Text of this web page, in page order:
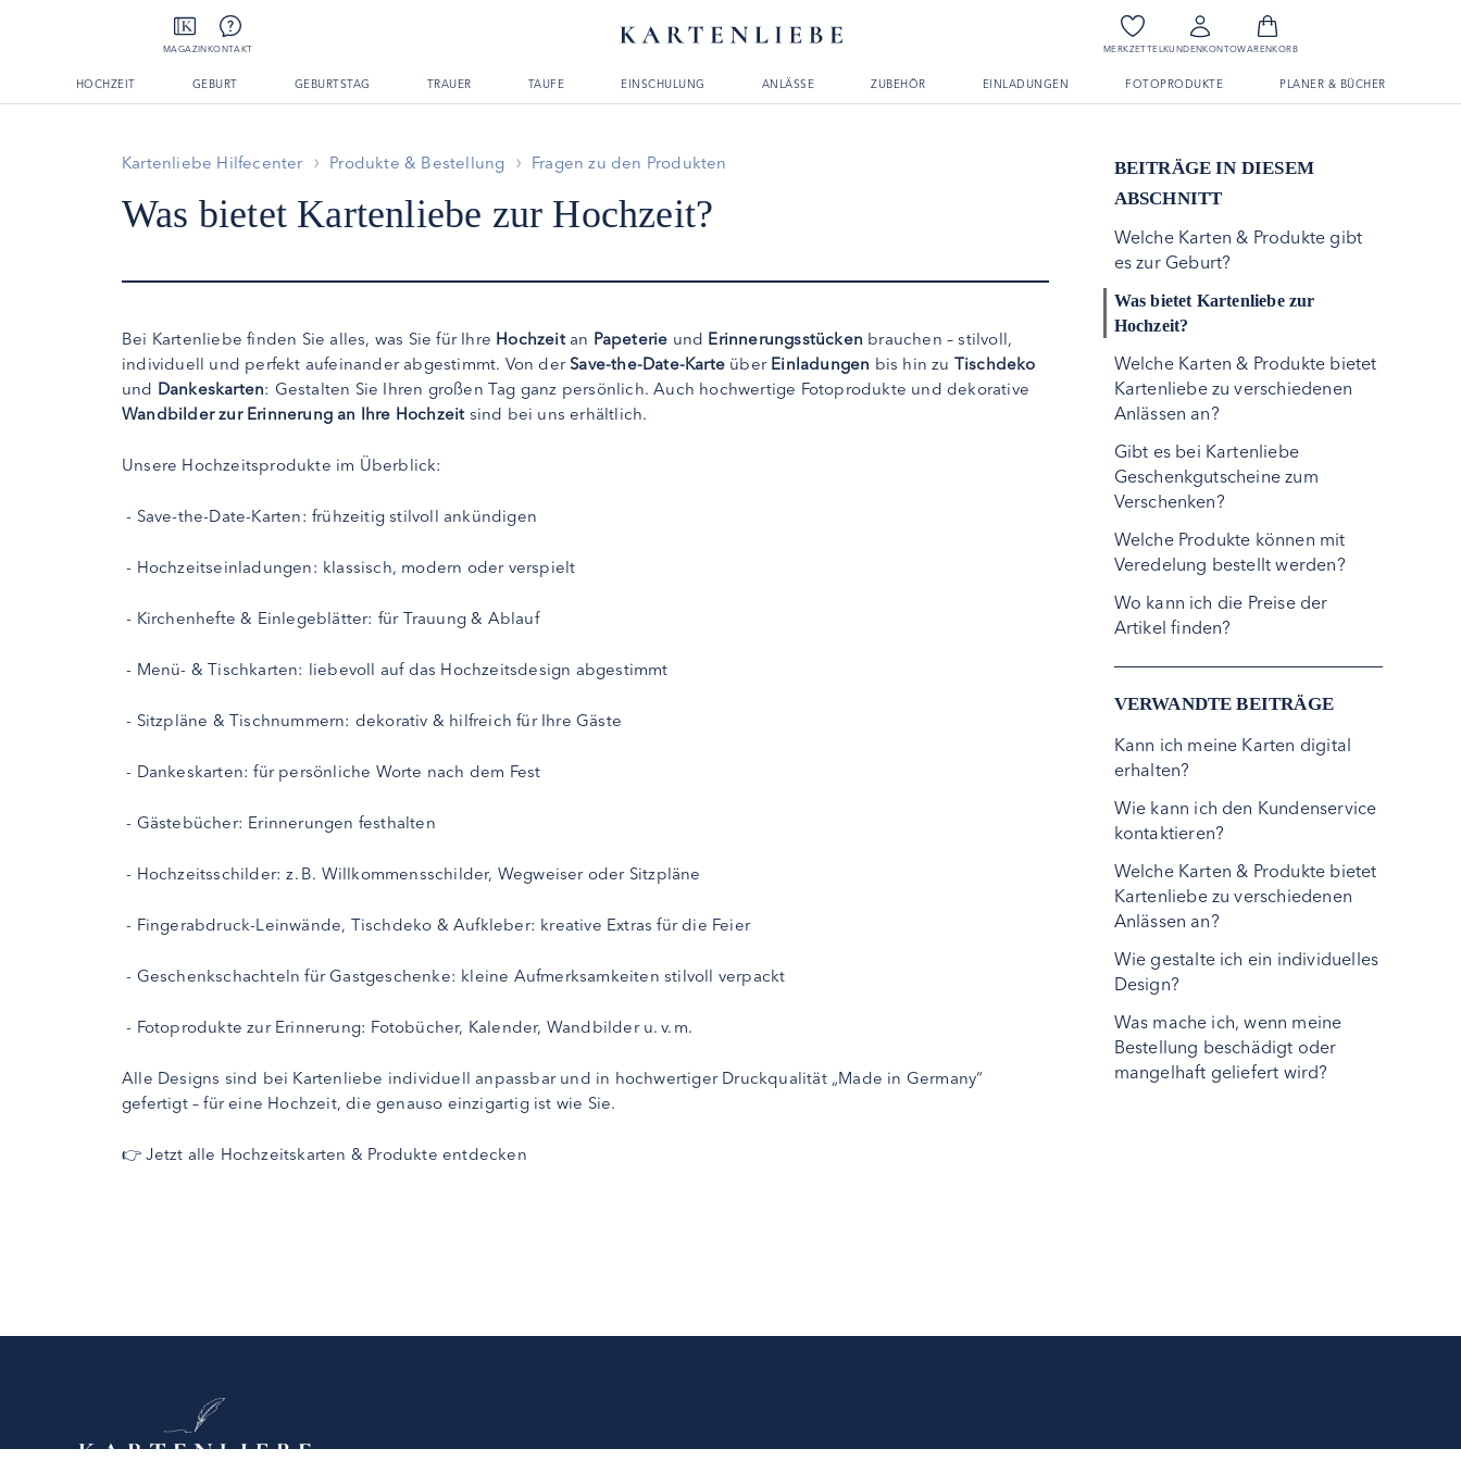
MAGAZINKONTAKT MERKZETTELKUNDENKONTOWARENKORB
HOCHZEIT GEBURT GEBURTSTAG TRAUER TAUFE EINSCHULUNG ANLÄSSE ZUBEHÖR EINLADUNGEN FOTOPRODUKTE PLANER & BÜCHER
Kartenliebe Hilfecenter Produkte & Bestellung Fragen zu den Produkten
Was bietet Kartenliebe zur Hochzeit?
Bei Kartenliebe finden Sie alles, was Sie für Ihre Hochzeit an Papeterie und Erinnerungsstücken brauchen – stilvoll,
individuell und perfekt aufeinander abgestimmt. Von derSave-the-Date-Karte über Einladungen bis hin zu Tischdeko
und Dankeskarten: Gestalten Sie Ihren großen Tag ganz persönlich. Auch hochwertige Fotoprodukte und dekorative
Wandbilder zur Erinnerung an Ihre Hochzeitsind bei uns erhältlich.
Unsere Hochzeitsprodukte im Überblick:
- Save-the-Date-Karten: frühzeitig stilvoll ankündigen
- Hochzeitseinladungen: klassisch, modern oder verspielt
- Kirchenhefte & Einlegeblätter: für Trauung & Ablauf
- Menü- & Tischkarten: liebevoll auf das Hochzeitsdesign abgestimmt
- Sitzpläne & Tischnummern: dekorativ & hilfreich für Ihre Gäste
- Dankeskarten: für persönliche Worte nach dem Fest
- Gästebücher: Erinnerungen festhalten
- Hochzeitsschilder: z. B. Willkommensschilder, Wegweiser oder Sitzpläne
- Fingerabdruck-Leinwände, Tischdeko & Aufkleber: kreative Extras für die Feier
- Geschenkschachteln für Gastgeschenke: kleine Aufmerksamkeiten stilvoll verpackt
- Fotoprodukte zur Erinnerung: Fotobücher, Kalender, Wandbilder u. v. m.
Alle Designs sind bei Kartenliebe individuell anpassbar und in hochwertiger Druckqualität „Made in Germany“
gefertigt – für eine Hochzeit, die genauso einzigartig ist wie Sie.
👉 Jetzt alle Hochzeitskarten & Produkte entdecken
BEITRÄGE IN DIESEM
ABSCHNITT
Welche Karten & Produkte gibt
es zur Geburt?
Was bietet Kartenliebe zur
Hochzeit?
Welche Karten & Produkte bietet
Kartenliebe zu verschiedenen
Anlässen an?
Gibt es bei Kartenliebe
Geschenkgutscheine zum
Verschenken?
Welche Produkte können mit
Veredelung bestellt werden?
Wo kann ich die Preise der
Artikel finden?
VERWANDTE BEITRÄGE
Kann ich meine Karten digital
erhalten?
Wie kann ich den Kundenservice
kontaktieren?
Welche Karten & Produkte bietet
Kartenliebe zu verschiedenen
Anlässen an?
Wie gestalte ich ein individuelles
Design?
Was mache ich, wenn meine
Bestellung beschädigt oder
mangelhaft geliefert wird?